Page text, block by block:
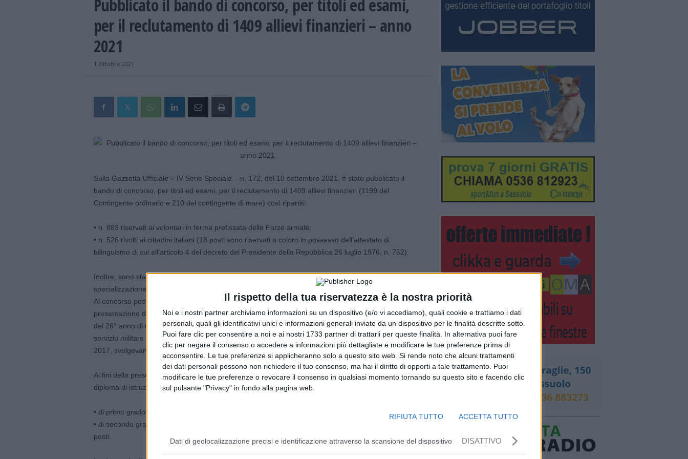
Il rispetto della tua riservatezza è la nostra priorità
Noi e i nostri partner archiviamo informazioni su un dispositivo (e/o vi accediamo), quali cookie e trattiamo i dati
personali, quali gli identificativi unici e informazioni generali inviate da un dispositivo per le finalità descritte sotto.
Puoi fare clic per consentire a noi e ai nostri 1733 partner di trattarli per queste finalità. In alternativa puoi fare
clic per negare il consenso o accedere a informazioni più dettagliate e modificare le tue preferenze prima di
acconsentire. Le tue preferenze si applicheranno solo a questo sito web. Si rende noto che alcuni trattamenti
dei dati personali possono non richiedere il tuo consenso, ma hai il diritto di opporti a tale trattamento. Puoi
modificare le tue preferenze o revocare il consenso in qualsiasi momento tornando su questo sito e facendo clic
sul pulsante "Privacy" in fondo alla pagina web.
RIFIUTA TUTTO ACCETTA TUTTO
Dati di geolocalizzazione precisi e identificazione attraverso la scansione del dispositivo DISATTIVO
Pubblicato il bando di concorso, per titoli ed esami,
per il reclutamento di 1409 allievi finanzieri – anno
2021
1 Ottobre 2021
Sulla Gazzetta Ufficiale – IV Serie Speciale – n. 172, del 10 settembre 2021, è stato pubblicato il
bando di concorso, per titoli ed esami, per il reclutamento di 1409 allievi finanzieri (1199 del
Contingente ordinario e 210 del contingente di mare) così ripartiti:
• n. 883 riservati ai volontari in ferma prefissata delle Forze armate;
• n. 526 rivolti ai cittadini italiani (18 posti sono riservati a coloro in possesso dell’attestato di
bilinguismo di cui all’articolo 4 del decreto del Presidente della Repubblica 26 luglio 1976, n. 752).
Inoltre, sono stati destinati 147 posti all’arruolamento di personale da avviare al conseguimento della
specializzazione “Anti Terrorismo e Pronto Impiego (A.T.P.I.)”.
Al concorso possono partecipare coloro che abbiano, alla data di scadenza del termine per la
presentazione della domanda, compiuto il 18° anno e non abbiano superato il giorno di compimento
del 26° anno di età. Il limite anagrafico massimo così fissato è elevato di un periodo pari all’effettivo
servizio militare prestato e, comunque, non superiore a tre anni per coloro che, alla data del 6 luglio
2017, svolgevano o avevano svolto servizio militare volontario, di leva o di leva prolungato.
Ai fini della presentazione della domanda di partecipazione è necessario essere in possesso del
diploma di istruzione secondaria:
• di primo grado, per i posti riservati ai volontari delle Forze armate;
• di secondo grado che consenta l’iscrizione ai corsi per il conseguimento della laurea, per i restanti
posti.